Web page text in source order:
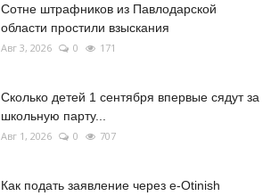
Сотне штрафников из Павлодарской
области простили взыскания
Авг 3, 2026 0 171
Сколько детей 1 сентября впервые сядут за
школьную парту...
Авг 1, 2026 0 707
Как подать заявление через e-Otinish